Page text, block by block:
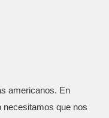
americanos. En
necesitamos que nos